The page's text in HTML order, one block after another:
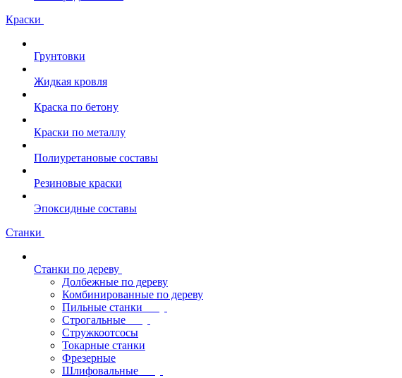
Краски
Грунтовки
Жидкая кровля
Краска по бетону
Краски по металлу
Полиуретановые составы
Резиновые краски
Эпоксидные составы
Станки
Станки по дереву
Долбежные по дереву
Комбинированные по дереву
Пильные станки
Строгальные
Стружкоотсосы
Токарные станки
Фрезерные
Шлифовальные